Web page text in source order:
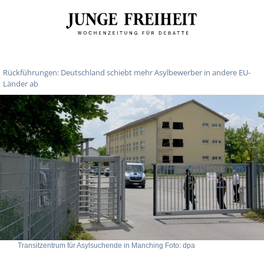
Rückführungen: Deutschland schiebt mehr Asylbewerber in andere EU-
Länder ab
Transitzentrum für Asylsuchende in Manching Foto: dpa